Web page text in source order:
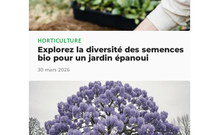
HORTICULTURE
Explorez la diversité des semences
bio pour un jardin épanoui
30 mars 2026